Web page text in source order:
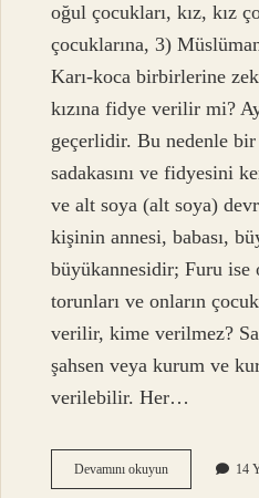
oğul çocukları, kız, kız
çocuklarına, 3)
Karı-koca birbirlerine
kızına fidye verilir mi?
geçerlidir. Bu nedenle
sadakasını ve fidyesini
ve alt soya (alt soya)
kişinin annesi, babası,
büyükannesidir; Furu ise
torunları ve onların
verilir, kime verilmez?
şahsen veya kurum ve
verilebilir. Her…
Devamını okuyunEvli
Kızına
14